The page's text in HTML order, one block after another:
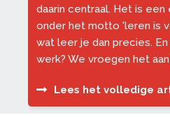
daarin centraal. Het is een
onder het motto 'leren is
wat leer je dan precies.
werk? We vroegen het
Lees het volledige